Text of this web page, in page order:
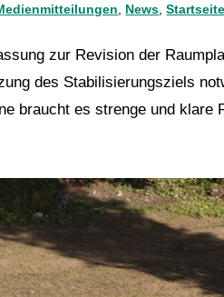
News ,Startseite
zur Revision der
des Stabilisierungsziels
braucht es strenge und klare